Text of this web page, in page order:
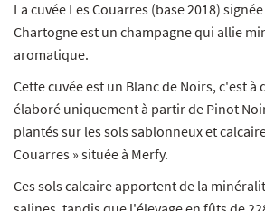
La cuvée Les Couarres (base 2018)
Chartogne est un champagne qui allie
aromatique.
Cette cuvée est un Blanc de Noirs, c'est
élaboré uniquement à partir de Pinot
plantés sur les sols sablonneux et
Couarres » située à Merfy.
Ces sols calcaire apportent de la